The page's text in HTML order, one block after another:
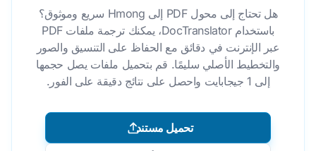
هل تحتاج إلى محول PDF إلى Hmong سريع وموثوق؟
باستخدام DocTranslator، يمكنك ترجمة ملفات PDF
عبر الإنترنت في دقائق مع الحفاظ على التنسيق والصور
والتخطيط الأصلي سليمًا. قم بتحميل ملفات يصل حجمها
إلى 1 جيجابايت واحصل على نتائج دقيقة على الفور.
تحميل مستند